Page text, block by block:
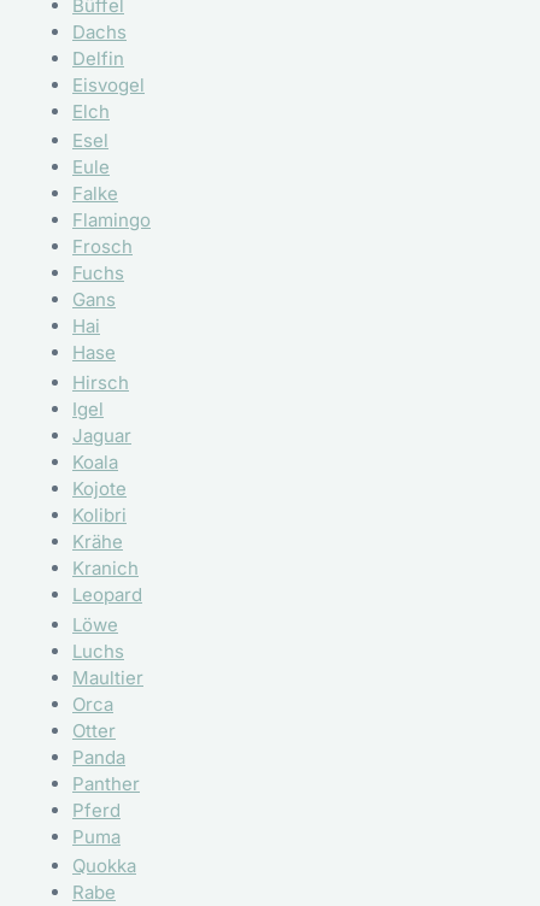
Büffel
Dachs
Delfin
Eisvogel
Elch
Esel
Eule
Falke
Flamingo
Frosch
Fuchs
Gans
Hai
Hase
Hirsch
Igel
Jaguar
Koala
Kojote
Kolibri
Krähe
Kranich
Leopard
Löwe
Luchs
Maultier
Orca
Otter
Panda
Panther
Pferd
Puma
Quokka
Rabe